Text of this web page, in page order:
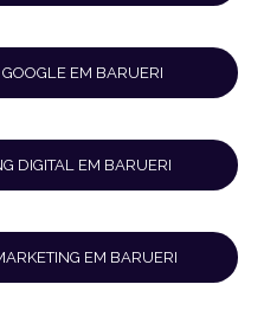
EM BARUERI
DIGITAL EM BARUERI
EM BARUERI